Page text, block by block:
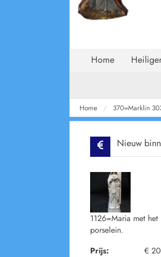
Home
Home 370=Marklin
Nieuw
1126=Maria met
porselein.
Prijs:
€